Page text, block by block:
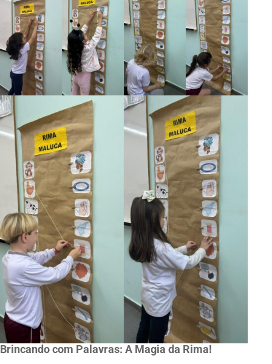
Brincando com Palavras: A Magia da Rima!